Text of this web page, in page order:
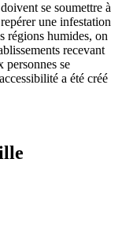
se soumettre à
une infestation
régions humides, on
recevant
personnes se
a été créé